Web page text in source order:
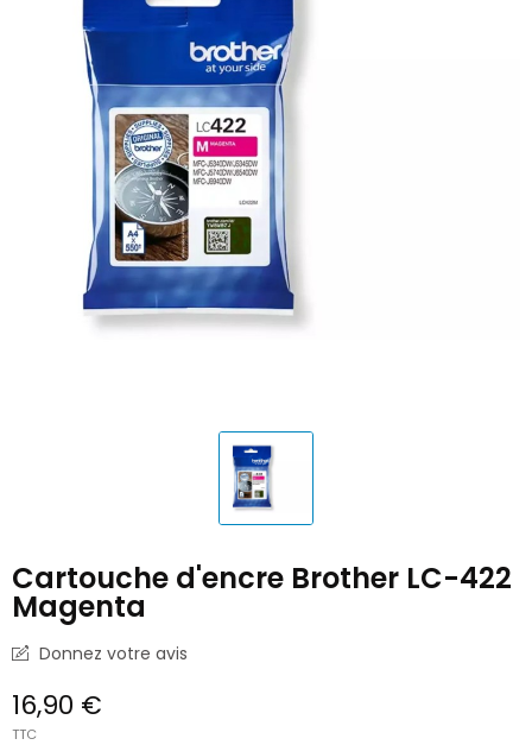
Cartouche d'encre Brother LC-422
Magenta
Donnez votre avis
16,90 €
TTC